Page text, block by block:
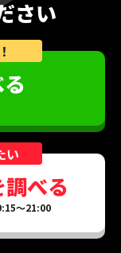
さい
い
べる
～21:00